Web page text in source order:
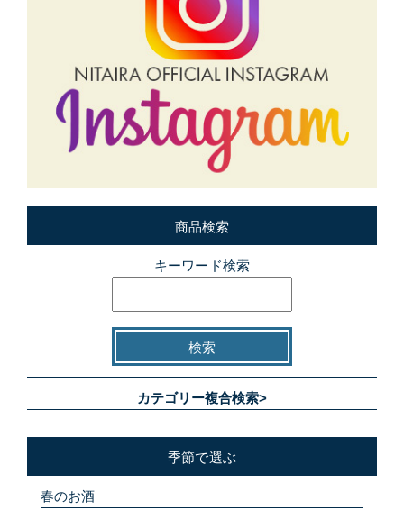
商品検索
キーワード検索
カテゴリー複合検索>
季節で選ぶ
春のお酒